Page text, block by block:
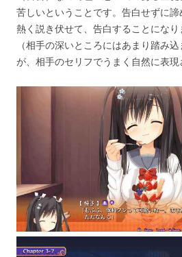
苦しいということです。告白せずに
熱く説き伏せて、告白することにな
（相手の深いところにはあまり踏み
が、相手のセリフでうまく自然に表現